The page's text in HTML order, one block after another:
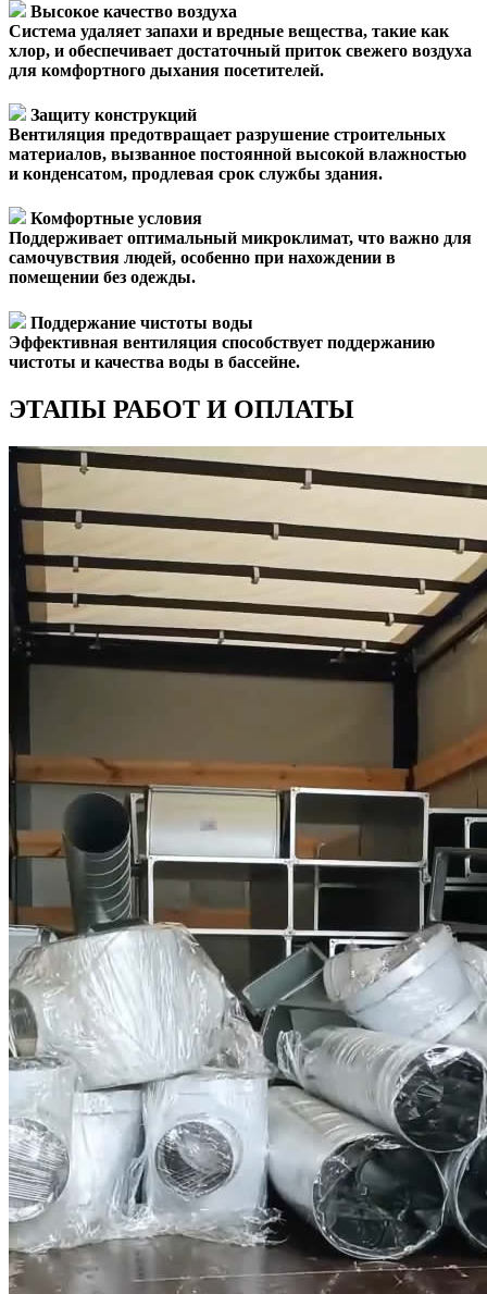
Высокое качество воздуха
Система удаляет запахи и вредные вещества, такие как
хлор, и обеспечивает достаточный приток свежего воздуха
для комфортного дыхания посетителей.
Защиту конструкций
Вентиляция предотвращает разрушение строительных
материалов, вызванное постоянной высокой влажностью
и конденсатом, продлевая срок службы здания.
Комфортные условия
Поддерживает оптимальный микроклимат, что важно для
самочувствия людей, особенно при нахождении в
помещении без одежды.
Поддержание чистоты воды
Эффективная вентиляция способствует поддержанию
чистоты и качества воды в бассейне.
ЭТАПЫ РАБОТ И ОПЛАТЫ